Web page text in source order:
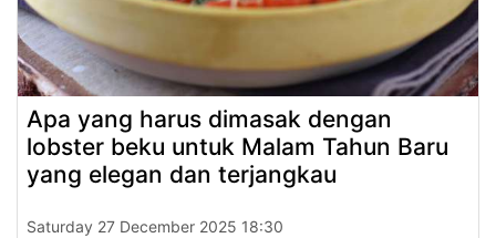
Apa yang harus dimasak dengan
lobster beku untuk Malam Tahun Baru
yang elegan dan terjangkau
Saturday 27 December 2025 18:30